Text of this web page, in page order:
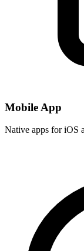
Mobile App
Native apps for iOS